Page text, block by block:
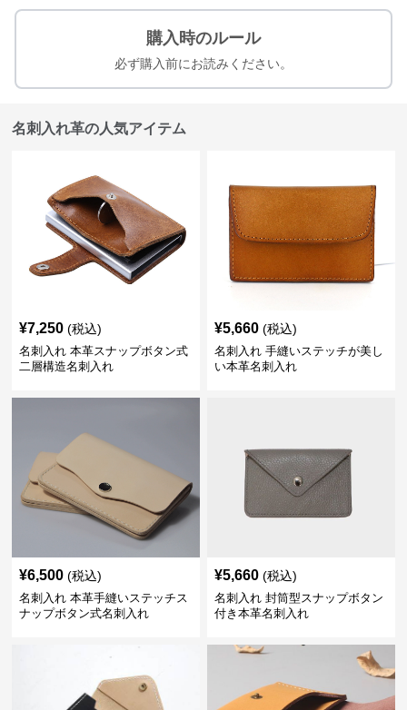
購入時のルール
必ず購入前にお読みください。
名刺入れ革の人気アイテム
¥7,250 (税込)
名刺入れ 本革スナップボタン式
二層構造名刺入れ
¥5,660 (税込)
名刺入れ 手縫いステッチが美し
い本革名刺入れ
¥6,500 (税込)
名刺入れ 本革手縫いステッチス
ナップボタン式名刺入れ
¥5,660 (税込)
名刺入れ 封筒型スナップボタン
付き本革名刺入れ